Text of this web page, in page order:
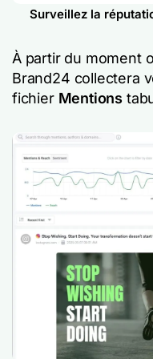
Surveillez la
À partir du moment
Brand24 collectera
fichier Mentions